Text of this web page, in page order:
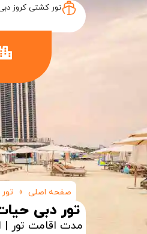
تور کشتی کروز
Item #1
صفحه اصلی » تور
تور دبی
مدت اقامت تور | از 3 شب تا 10